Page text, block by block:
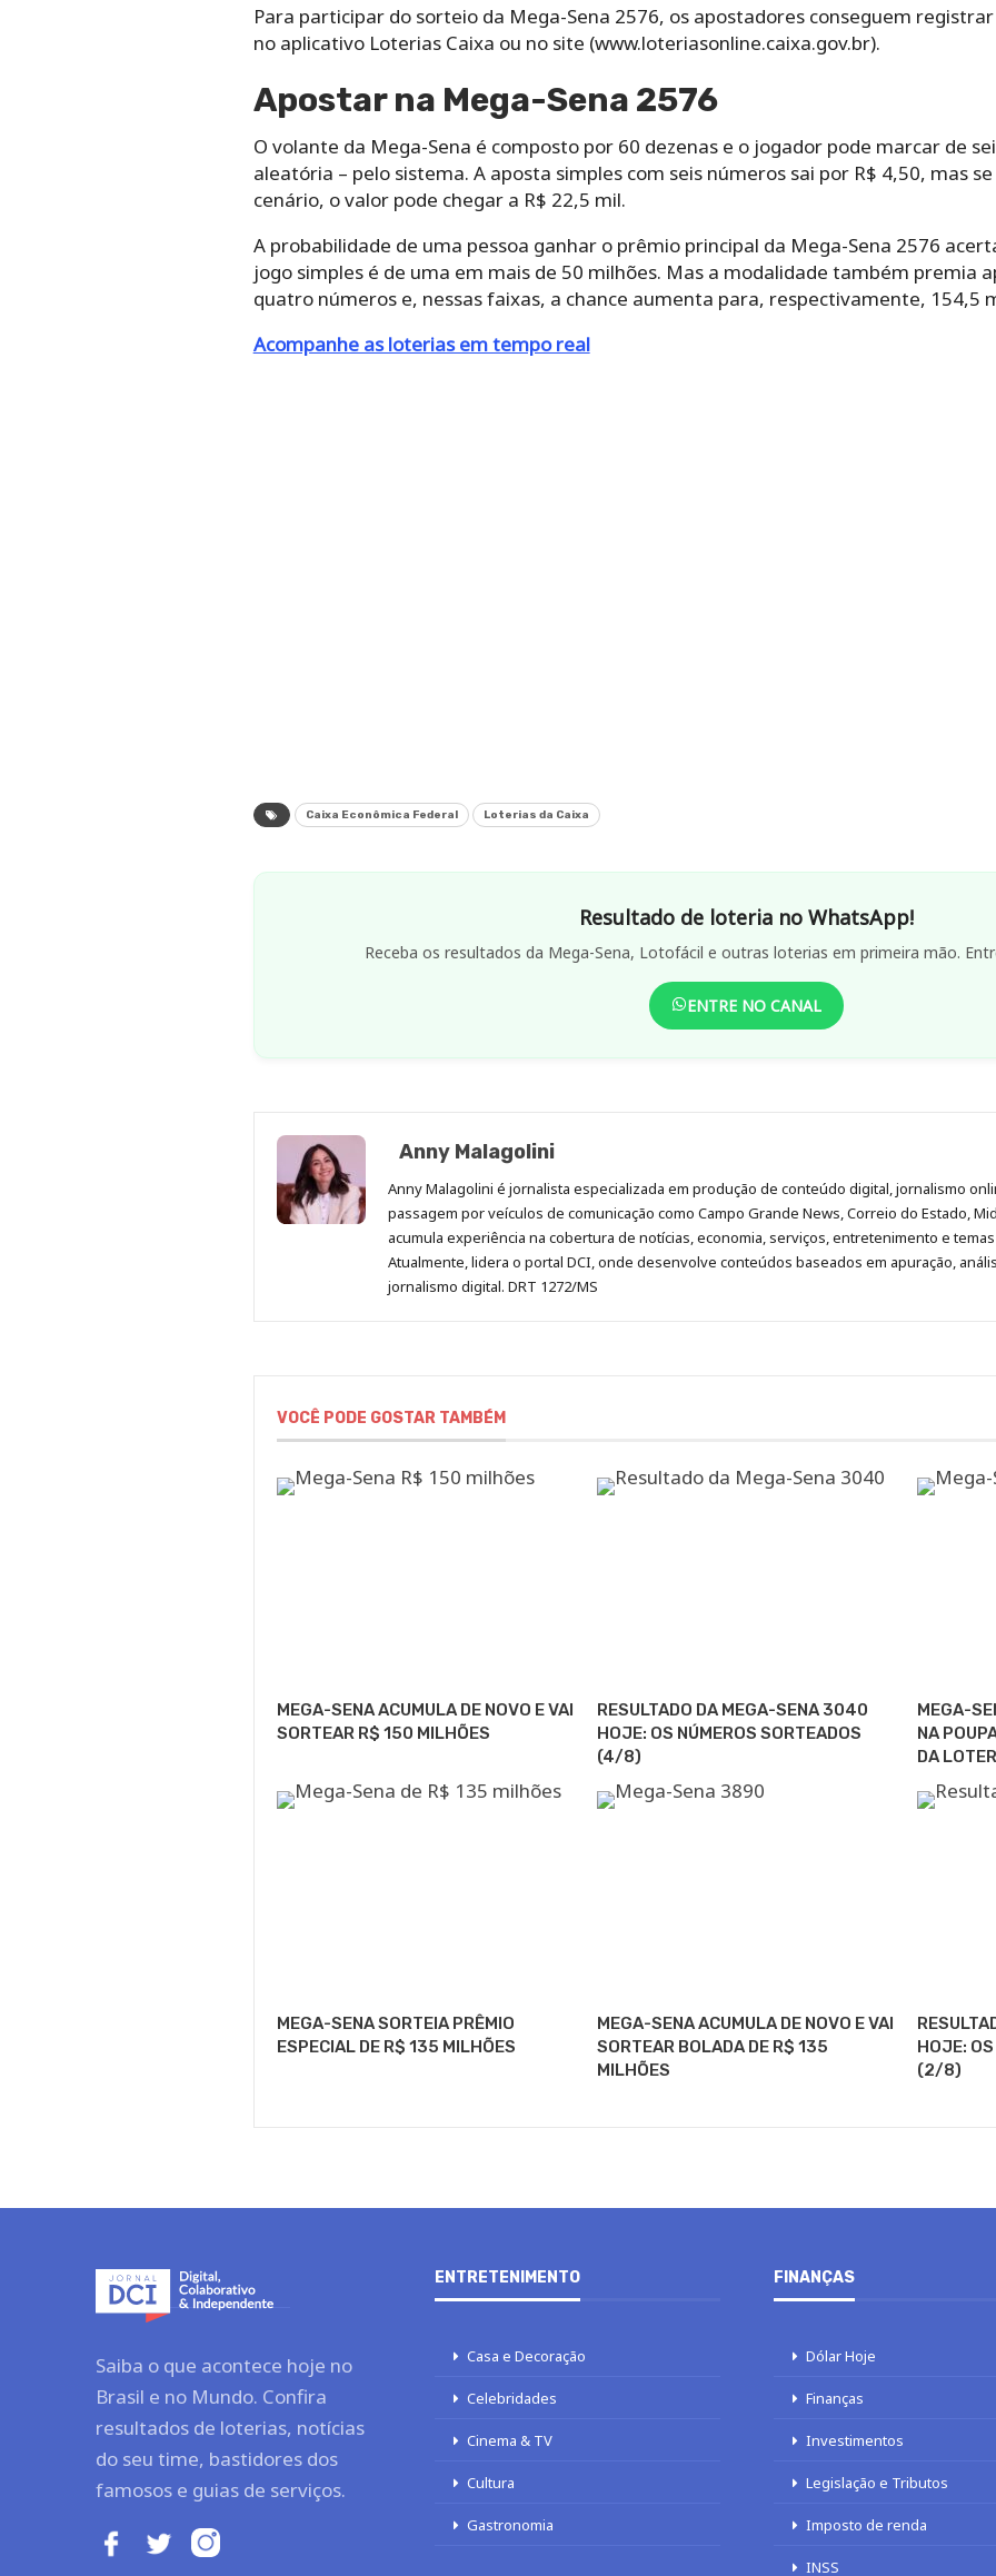
Para participar do sorteio da Mega-Sena 2576, os apostadores conseguem
no aplicativo Loterias Caixa ou no site (www.loteriasonline.caixa.gov.br).
Apostar na Mega-Sena 2576
O volante da Mega-Sena é composto por 60 dezenas e o jogador pode marcar de
aleatória – pelo sistema. A aposta simples com seis números sai por R$ 4,50, mas
cenário, o valor pode chegar a R$ 22,5 mil.
A probabilidade de uma pessoa ganhar o prêmio principal da Mega-Sena 2576
jogo simples é de uma em mais de 50 milhões. Mas a modalidade também premia
quatro números e, nessas faixas, a chance aumenta para, respectivamente, 154,5
Acompanhe as loterias em tempo real
Caixa Econômica Federal Loterias da Caixa
Resultado de loteria no WhatsApp!
Receba os resultados da Mega-Sena, Lotofácil e outras loterias em primeira mão.
ENTRE NO CANAL
Anny Malagolini
Anny Malagolini é jornalista especializada em produção de conteúdo digital, jornalismo
passagem por veículos de comunicação como Campo Grande News, Correio do Estado,
acumula experiência na cobertura de notícias, economia, serviços, entretenimento e
Atualmente, lidera o portal DCI, onde desenvolve conteúdos baseados em apuração,
jornalismo digital. DRT 1272/MS
VOCÊ PODE GOSTAR TAMBÉM
MEGA-SENA ACUMULA DE NOVO E VAI
SORTEAR R$ 150 MILHÕES
RESULTADO DA MEGA-SENA 3040
HOJE: OS NÚMEROS SORTEADOS
(4/8)
MEGA-
NA
DA
MEGA-SENA SORTEIA PRÊMIO
ESPECIAL DE R$ 135 MILHÕES
MEGA-SENA ACUMULA DE NOVO E VAI
SORTEAR BOLADA DE R$ 135
MILHÕES
HOJE:
(2/8)
Saiba o que acontece hoje no
Brasil e no Mundo. Confira
resultados de loterias, notícias
do seu time, bastidores dos
famosos e guias de serviços.
ENTRETENIMENTO
Casa e Decoração
Celebridades
Cinema & TV
Cultura
Gastronomia
FINANÇAS
Dólar Hoje
Finanças
Investimentos
Legislação e Tributos
Imposto de renda
INSS